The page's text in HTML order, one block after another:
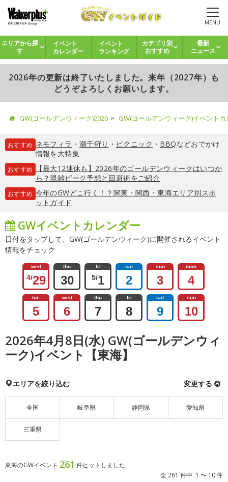
MENU
エリアから探
す
イベント
カレンダー
イベント
ランキング
カテゴリ別
おすすめ
最新
ニュース
2026年の更新は終了いたしました。来年（2027年）も
どうぞよろしくお願いします。
GW(ゴールデンウィーク)2026 GW(ゴールデンウィーク)イベント
おすすめ ネモフィラ ・ 潮干狩り ・ ピクニック ・ BBQなどおでかけ
情報を大特集
おすすめ
【最大12連休も】2026年のゴールデンウィークはいつか
ら？混雑ピーク予想と回避術をご紹介
おすすめ 今年のGWどこ行く！？関東・関西・東海エリア別スポ
ットガイド
GWイベントカレンダー
日付をタップして、GW(ゴールデンウィーク)に開催されるイベント
情報をチェック
wed
4/29
thu
30
fri
5/1
sat
2
sun
3
mon
4
tue
5
wed
6
thu
7
fri
8
sat
9
sun
10
2026年4月8日(水) GW(ゴールデンウィ
ーク)イベント【東海】
エリアを絞り込む 変更する
全国 岐阜県 静岡県 愛知県
三重県
東海のGWイベント 261 件ヒットしました
全 261 件中 1 〜 10 件